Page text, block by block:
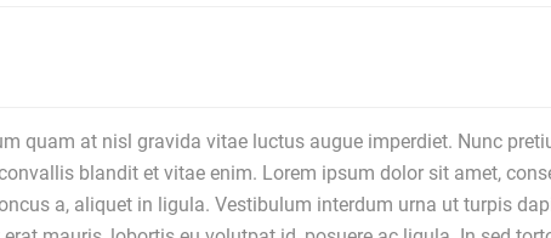
quam at nisl gravida vitae luctus augue imperdiet. Nunc
blandit et vitae enim. Lorem ipsum dolor sit amet,
a, aliquet in ligula. Vestibulum interdum urna ut turpis